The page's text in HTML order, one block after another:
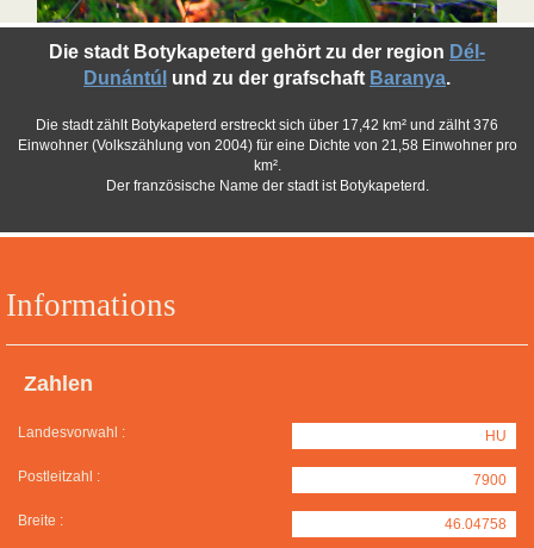
Informations
Zahlen
Landesvorwahl : HU
Postleitzahl : 7900
Breite : 46.04758
Die stadt Botykapeterd gehört zu der region Dél-
Dunántúl und zu der grafschaft Baranya.
Die stadt zählt Botykapeterd erstreckt sich über 17,42 km² und zälht 376
Einwohner (Volkszählung von 2004) für eine Dichte von 21,58 Einwohner pro
km².
Der französische Name der stadt ist Botykapeterd.